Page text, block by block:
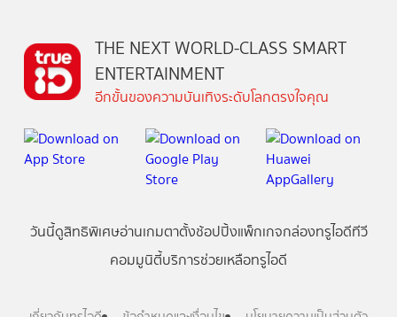
THE NEXT WORLD-CLASS SMART
ENTERTAINMENT
อีกขั้นของความบันเทิงระดับโลกตรงใจคุณ
วันนี้ดูสิทธิพิเศษอ่านเกมตาตั้งช้อปปิ้งแพ็กเกจกล่องทรูไอดีทีวี
คอมมูนิตี้บริการช่วยเหลือทรูไอดี